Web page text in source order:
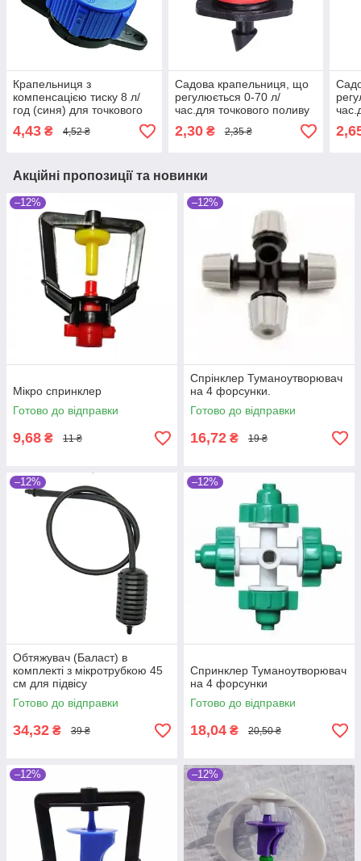
Крапельниця з
компенсацією тиску 8 л/
год (синя) для точкового
поливу рослин.
SantehPlast SL-015
4,43 ₴ 4,52 ₴
Садова крапельниця, що
регулюється 0-70 л/
час.для точкового поливу
рослин
2,30₴ 2,35 ₴
Акційні пропозиції та новинки
–12%
Мікро спринклер
Готово до відправки
9,68 ₴ 11 ₴
–12%
Спрiнклер Туманоутворювач
на 4 форсунки.
Готово до відправки
16,72 ₴ 19 ₴
–12%
Обтяжувач (Баласт) в
комплекті з мікротрубкою 45
см для підвісу
туманоутворювача і
мікроспринклеру
Готово до відправки
34,32 ₴ 39 ₴
–12%
Спринклер Туманоутворювач
на 4 форсунки
Готово до відправки
18,04 ₴ 20,50 ₴
–12% –12%